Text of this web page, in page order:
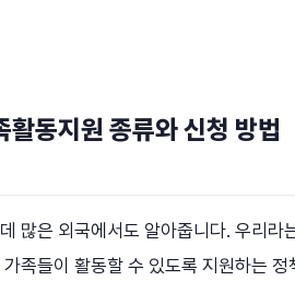
동지원 종류와 신청 방법
많은 외국에서도 알아줍니다. 우리
족들이 활동할 수 있도록 지원하는